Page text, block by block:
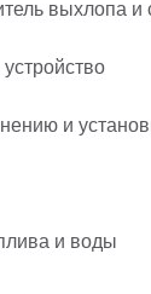
выхлопа и
и
и воды